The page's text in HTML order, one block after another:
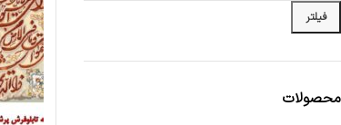
فیلتر
محصولات